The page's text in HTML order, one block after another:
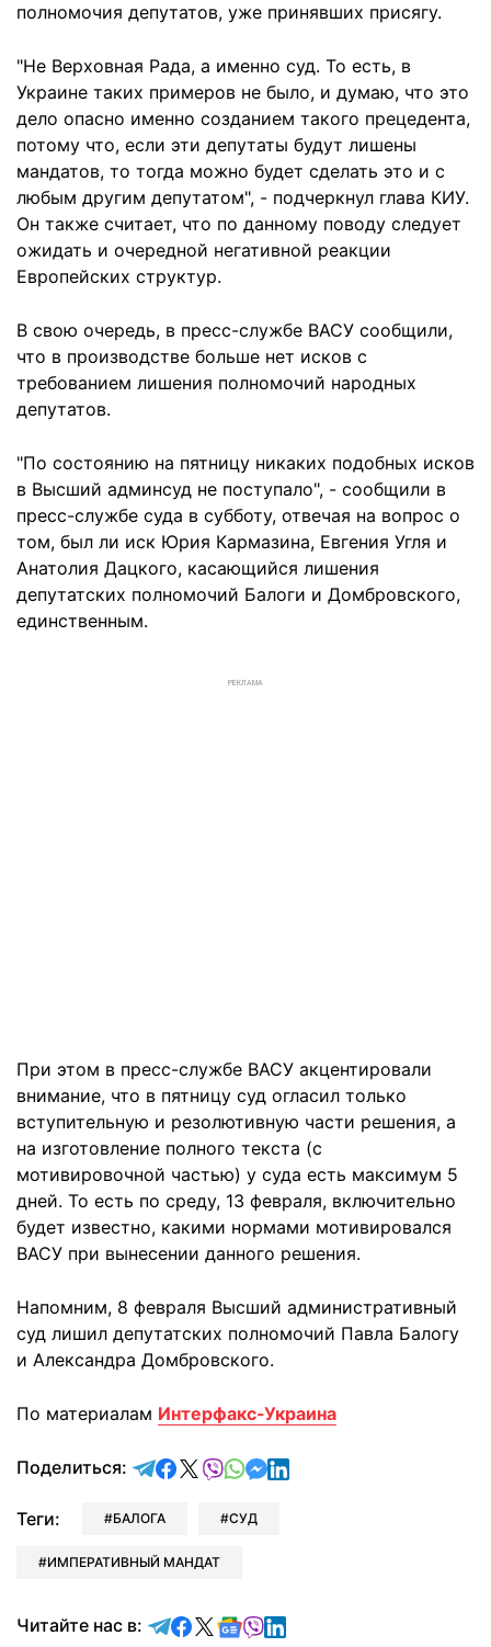
полномочия депутатов, уже принявших присягу.
"Не Верховная Рада, а именно суд. То есть, в
Украине таких примеров не было, и думаю, что это
дело опасно именно созданием такого прецедента,
потому что, если эти депутаты будут лишены
мандатов, то тогда можно будет сделать это и с
любым другим депутатом", - подчеркнул глава КИУ.
Он также считает, что по данному поводу следует
ожидать и очередной негативной реакции
Европейских структур.
В свою очередь, в пресс-службе ВАСУ сообщили,
что в производстве больше нет исков с
требованием лишения полномочий народных
депутатов.
"По состоянию на пятницу никаких подобных исков
в Высший админсуд не поступало", - сообщили в
пресс-службе суда в субботу, отвечая на вопрос о
том, был ли иск Юрия Кармазина, Евгения Угля и
Анатолия Дацкого, касающийся лишения
депутатских полномочий Балоги и Домбровского,
единственным.
РЕКЛАМА
При этом в пресс-службе ВАСУ акцентировали
внимание, что в пятницу суд огласил только
вступительную и резолютивную части решения, а
на изготовление полного текста (с
мотивировочной частью) у суда есть максимум 5
дней. То есть по среду, 13 февраля, включительно
будет известно, какими нормами мотивировался
ВАСУ при вынесении данного решения.
Напомним, 8 февраля Высший административный
суд лишил депутатских полномочий Павла Балогу
и Александра Домбровского.
По материалам Интерфакс-Украина
Поделиться: отправить в Telegram
поделиться в Facebook
поделиться в X
отправить в Viber
отправить в Whatsapp
отправить в Messenger
отправить в LinkedIn
Теги: БАЛОГА СУД
ИМПЕРАТИВНЫЙ МАНДАТ
Читайте нас в: Читайте в Telegram
Читайте в Facebook
Читайте в X
Читайте в Google news
Читайте в Viber
Читайте в LinkedIn